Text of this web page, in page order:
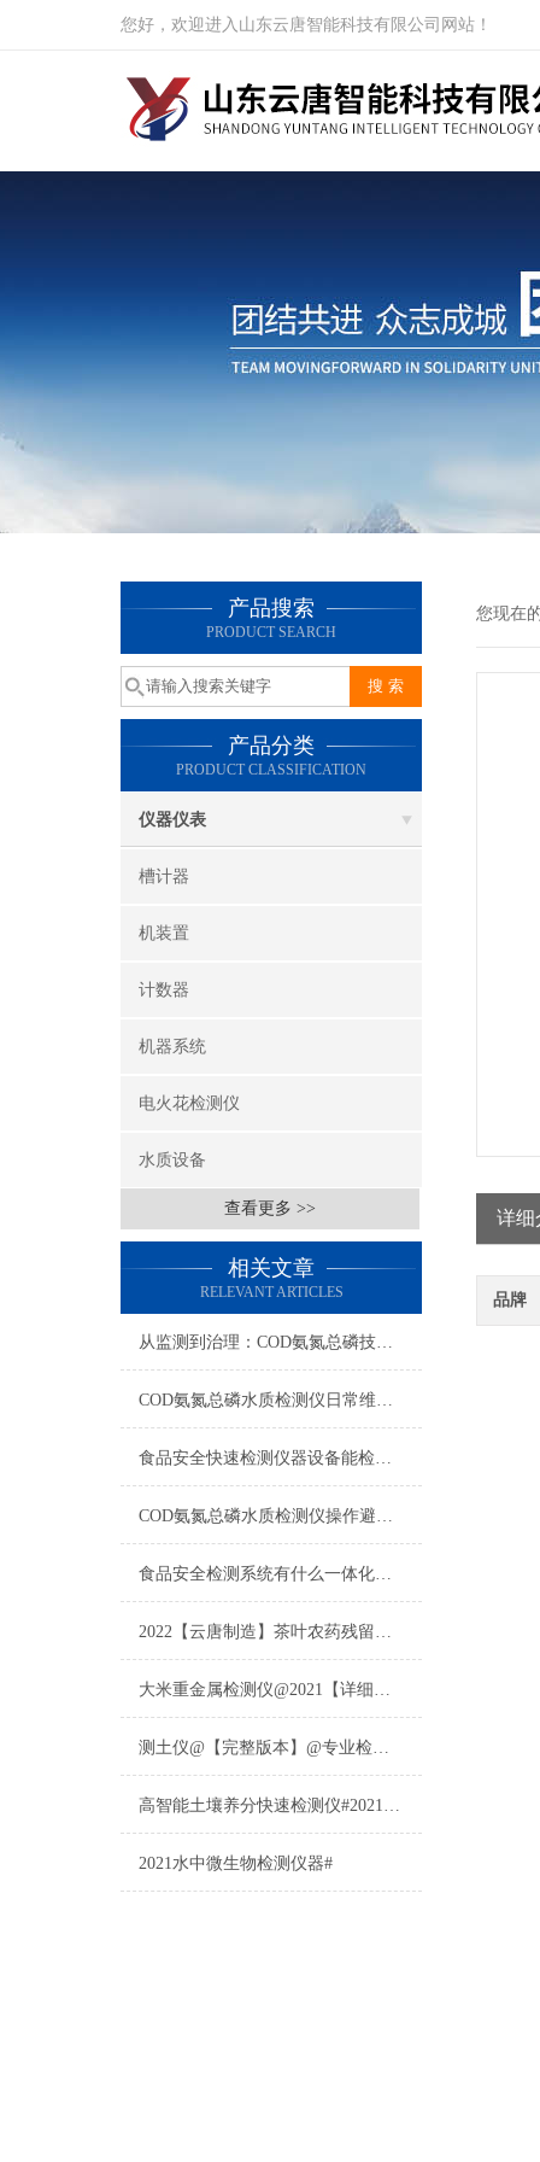
您好，欢迎进入山东云唐智能科技有限公司网站！
产品搜索
PRODUCT SEARCH
产品分类
PRODUCT CLASSIFICATION
仪器仪表
槽计器
机装置
计数器
机器系统
电火花检测仪
水质设备
查看更多 >>
相关文章
RELEVANT ARTICLES
从监测到治理：COD氨氮总磷技术的双领域实战解析
COD氨氮总磷水质检测仪日常维护与试剂管理，降低故障率就靠这几招
食品安全快速检测仪器设备能检什么？一张表说清适用范围
COD氨氮总磷水质检测仪操作避坑指南：这几个步骤直接影响数据准确性
食品安全检测系统有什么一体化配置·2023仪器仪表推荐·山东云唐
2022【云唐制造】茶叶农药残留检测仪多少钱一台@山东云唐仪器仪表制造
大米重金属检测仪@2021【详细版本】@专业检测大米重金属仪器仪表
测土仪@【完整版本】@专业检测土壤的仪器仪表
高智能土壤养分快速检测仪#2021【土壤养分检测专用仪器仪表】
2021水中微生物检测仪器#
您现在
详细
品牌